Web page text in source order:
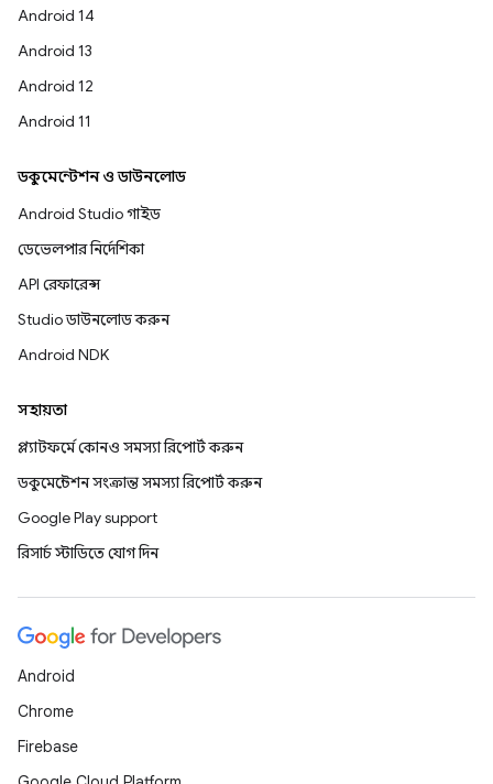
Android 14
Android 13
Android 12
Android 11
ডকুমেন্টেশন ও ডাউনলোড
Android Studio গাইড
ডেভেলপার নির্দেশিকা
API রেফারেন্স
Studio ডাউনলোড করুন
Android NDK
সহায়তা
প্ল্যাটফর্মে কোনও সমস্যা রিপোর্ট করুন
ডকুমেন্টেশন সংক্রান্ত সমস্যা রিপোর্ট করুন
Google Play support
রিসার্চ স্টাডিতে যোগ দিন
Android
Chrome
Firebase